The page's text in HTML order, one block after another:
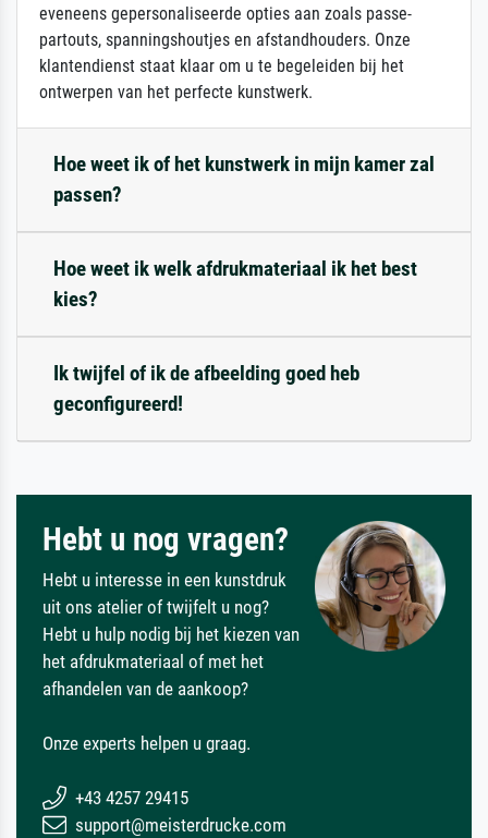
eveneens gepersonaliseerde opties aan zoals passe-
partouts, spanningshoutjes en afstandhouders. Onze
klantendienst staat klaar om u te begeleiden bij het
ontwerpen van het perfecte kunstwerk.
Hoe weet ik of het kunstwerk in mijn kamer zal
passen?
Hoe weet ik welk afdrukmateriaal ik het best
kies?
Ik twijfel of ik de afbeelding goed heb
geconfigureerd!
Hebt u nog vragen?
Hebt u interesse in een kunstdruk
uit ons atelier of twijfelt u nog?
Hebt u hulp nodig bij het kiezen van
het afdrukmateriaal of met het
afhandelen van de aankoop?
Onze experts helpen u graag.
+43 4257 29415
support@meisterdrucke.com